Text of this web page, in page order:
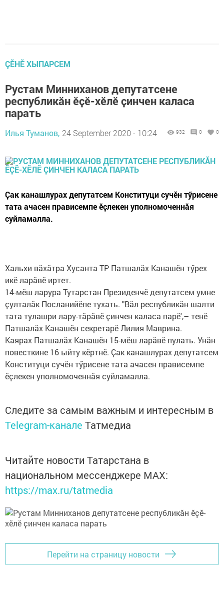
ÇӖНӖ ХЫПАРСЕМ
Рустам Минниханов депутатсене
республикӑн ӗҫӗ-хӗлӗ ҫинчен каласа
парать
Илья Туманов, 24 September 2020 - 10:24 932 0 0
Ҫак канашлурах депутатсем Конституци сучӗн тӳрисене
тата ачасен прависемпе ӗҫлекен уполномоченнӑя
суйламалла.
Хальхи вӑхӑтра Хусанта ТР Патшалӑх Канашӗн тӳрех
икӗ ларӑвӗ иртет.
14-мӗш ларура Тутарстан Президенчӗ депутатсем умне
ҫулталӑк Посланийӗпе тухать. "Вӑл республикӑн шалти
тата тулашри лару-тӑрӑвӗ ҫинчен каласа парӗ',– тенӗ
Патшалӑх Канашӗн секретарӗ Лилия Маврина.
Каярах Патшалӑх Канашӗн 15-мӗш ларӑвӗ пулать. Унӑн
повесткине 16 ыйту кӗртнӗ. Ҫак канашлурах депутатсем
Конституци сучӗн тӳрисене тата ачасен прависемпе
ӗҫлекен уполномоченнӑя суйламалла.
Следите за самым важным и интересным в
Telegram-канале Татмедиа
Читайте новости Татарстана в
национальном мессенджере MАХ:
https://max.ru/tatmedia
Перейти на страницу новости